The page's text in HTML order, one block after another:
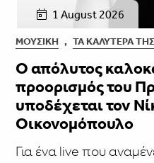
1 August 2026
ΜΟΥΣΙΚΉ , ΤΑ ΚΑΛΎΤΕΡΑ
Ο απόλυτος
προορισμός του
υποδέχεται τον
Οικονομόπουλο
Για ένα live που